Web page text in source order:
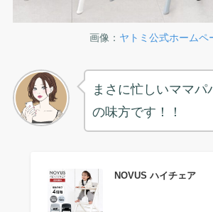
画像： ヤトミ公式ホームペ
まさに忙しいママパ
の味方です！！
NOVUS ハイチェア